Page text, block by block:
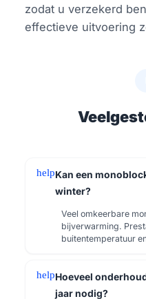
zodat u verzekerd
effectieve uitvoering
helpKan een
winter?
Veel omkeerbare
bijverwarming.
buitentemperatuur
helpHoeveel
jaar nodig?